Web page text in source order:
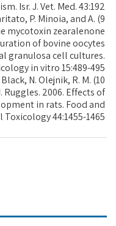
Isr. J. Vet. Med. 43:192.
P. Minoia, and A.
mycotoxin zearalenone
of bovine oocytes
granulosa cell cultures.
in vitro 15:489-495.
Black, N. Olejnik, R. M.
Ruggles. 2006. Effects of
in rats. Food and
Toxicology 44:1455-1465.